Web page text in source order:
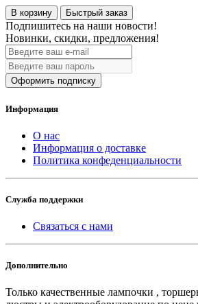
В корзину Быстрый заказ
Подпишитесь на наши новости!
Новинки, скидки, предложения!
Оформить подписку
Информация
О нас
Информация о доставке
Политика конфеденциальности
Служба поддержки
Связаться с нами
Дополнительно
Только качественные лампочки ,